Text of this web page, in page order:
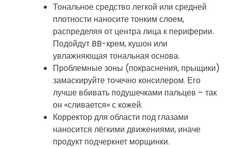
Тональное средство легкой или средней
плотности наносите тонким слоем,
распределяя от центра лица к периферии.
Подойдут BB-крем, кушон или
увлажняющая тональная основа.
Проблемные зоны (покраснения, прыщики)
замаскируйте точечно консилером. Его
лучше вбивать подушечками пальцев – так
он «сливается» с кожей.
Корректор для области под глазами
наносится лёгкими движениями, иначе
продукт подчеркнет морщинки.